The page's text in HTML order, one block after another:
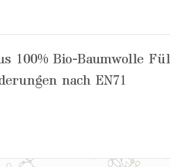
100% Bio-Baumwolle
nach EN71